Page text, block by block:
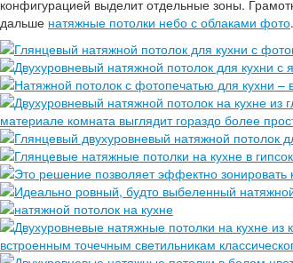
конфигурацией выделит отдельные зоны.
дальше натяжные потолки небо с облаками фото.